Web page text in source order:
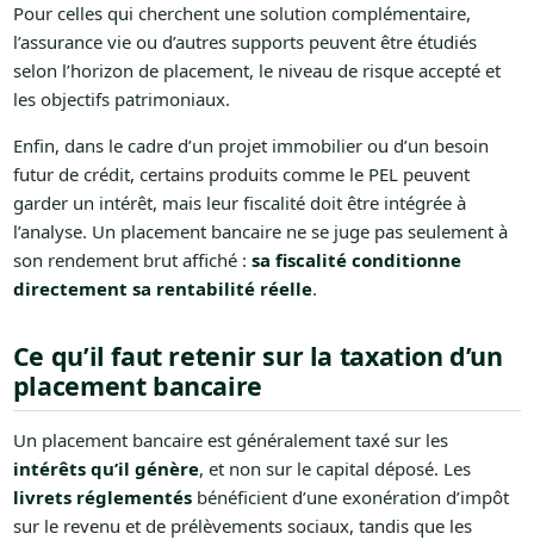
Pour celles qui cherchent une solution complémentaire,
l’assurance vie ou d’autres supports peuvent être étudiés
selon l’horizon de placement, le niveau de risque accepté et
les objectifs patrimoniaux.
Enfin, dans le cadre d’un projet immobilier ou d’un besoin
futur de crédit, certains produits comme le PEL peuvent
garder un intérêt, mais leur fiscalité doit être intégrée à
l’analyse. Un placement bancaire ne se juge pas seulement à
son rendement brut affiché : sa fiscalité conditionne
directement sa rentabilité réelle.
Ce qu’il faut retenir sur la taxation d’un
placement bancaire
Un placement bancaire est généralement taxé sur les
intérêts qu’il génère, et non sur le capital déposé. Les
livrets réglementésbénéficient d’une exonération d’impôt
sur le revenu et de prélèvements sociaux, tandis que les